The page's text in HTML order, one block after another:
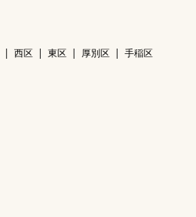
西区 東区 厚別区
手稲区